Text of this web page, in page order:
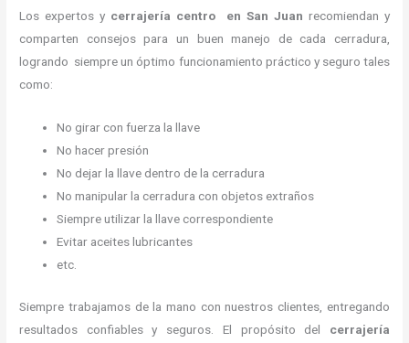
Los expertos y cerrajería centro en San Juan recomiendan y
comparten consejos para un buen manejo de cada cerradura,
logrando siempre un óptimo funcionamiento práctico y seguro tales
como:
No girar con fuerza la llave
No hacer presión
No dejar la llave dentro de la cerradura
No manipular la cerradura con objetos extraños
Siempre utilizar la llave correspondiente
Evitar aceites lubricantes
etc.
Siempre trabajamos de la mano con nuestros clientes, entregando
resultados confiables y seguros. El propósito del cerrajería